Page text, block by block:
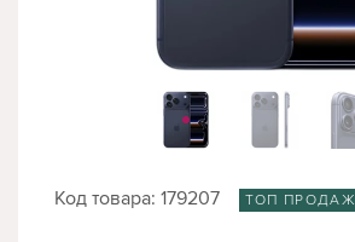
Код товара: 179207 ТОП ПРОДАЖ